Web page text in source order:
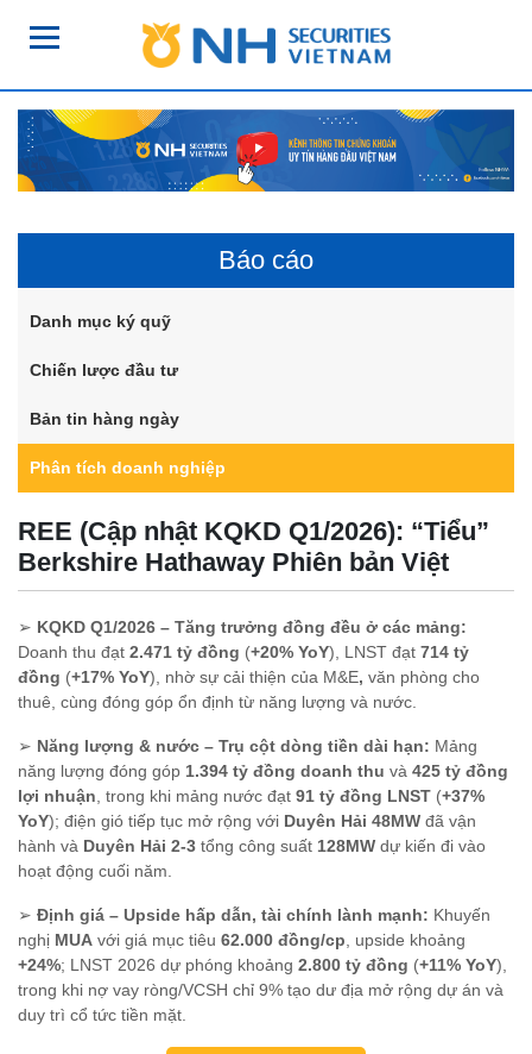
Báo cáo
Danh mục ký quỹ
Chiến lược đầu tư
Bản tin hàng ngày
Phân tích doanh nghiệp
REE (Cập nhật KQKD Q1/2026): “Tiểu”
Berkshire Hathaway Phiên bản Việt
➢ KQKD Q1/2026 – Tăng trưởng đồng đều ở các mảng:
Doanh thu đạt 2.471 tỷ đồng (+20% YoY), LNST đạt 714 tỷ
đồng (+17% YoY), nhờ sự cải thiện của M&E, văn phòng cho
thuê, cùng đóng góp ổn định từ năng lượng và nước.
➢ Năng lượng & nước – Trụ cột dòng tiền dài hạn: Mảng
năng lượng đóng góp 1.394 tỷ đồng doanh thu và 425 tỷ đồng
lợi nhuận, trong khi mảng nước đạt 91 tỷ đồng LNST (+37%
YoY); điện gió tiếp tục mở rộng với Duyên Hải 48MW đã vận
hành và Duyên Hải 2-3 tổng công suất 128MW dự kiến đi vào
hoạt động cuối năm.
➢ Định giá – Upside hấp dẫn, tài chính lành mạnh: Khuyến
nghị MUA với giá mục tiêu 62.000 đồng/cp, upside khoảng
+24%; LNST 2026 dự phóng khoảng 2.800 tỷ đồng (+11% YoY),
trong khi nợ vay ròng/VCSH chỉ 9% tạo dư địa mở rộng dự án và
duy trì cổ tức tiền mặt.